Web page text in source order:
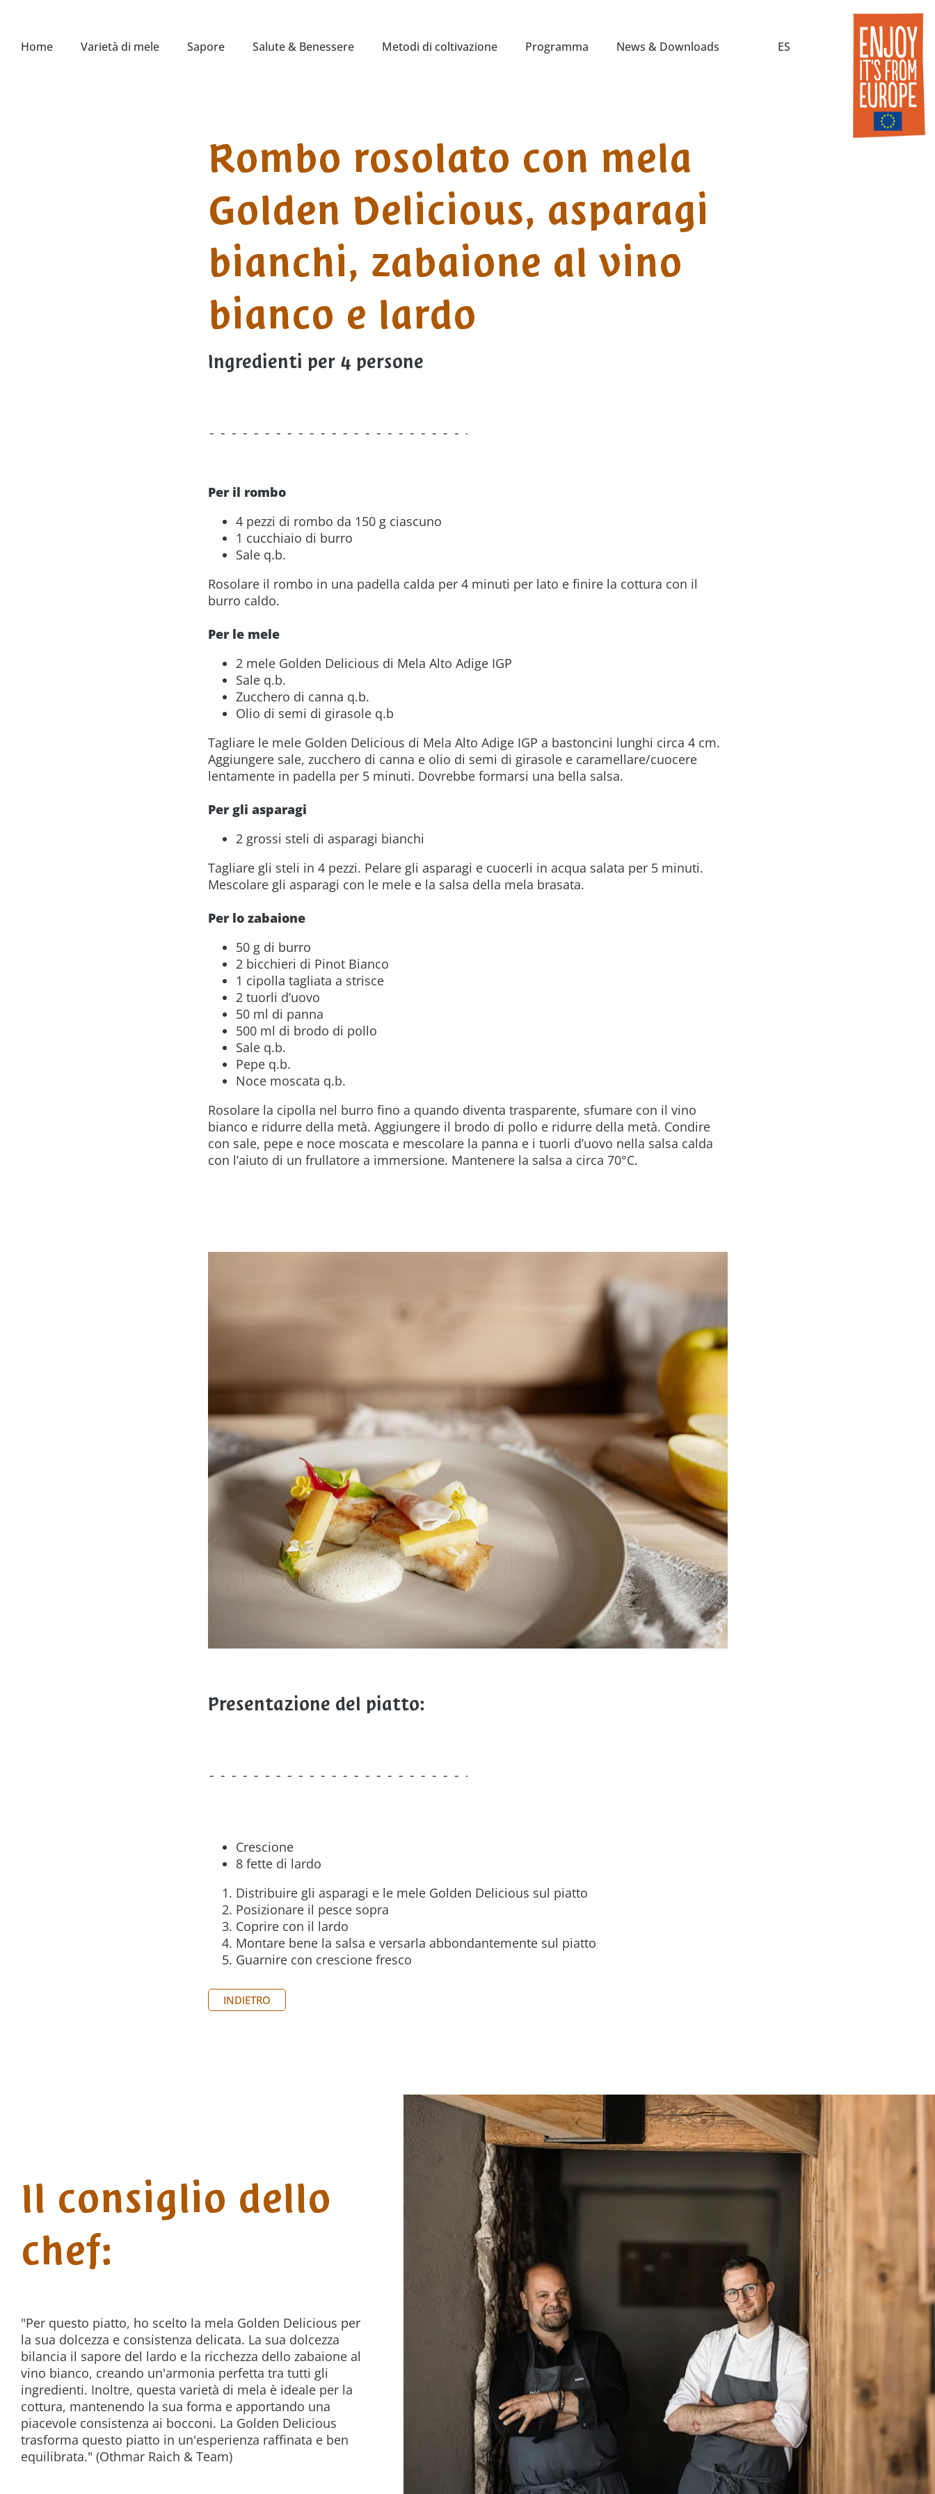
Home Varietà di mele Sapore Salute & Benessere Metodi di coltivazione Programma News & Downloads ES
Rombo rosolato con mela
Golden Delicious, asparagi
bianchi, zabaione al vino
bianco e lardo
Ingredienti per 4 persone
Per il rombo
4 pezzi di rombo da 150 g ciascuno
1 cucchiaio di burro
Sale q.b.
Rosolare il rombo in una padella calda per 4 minuti per lato e finire la cottura con il
burro caldo.
Per le mele
2 mele Golden Delicious di Mela Alto Adige IGP
Sale q.b.
Zucchero di canna q.b.
Olio di semi di girasole q.b
Tagliare le mele Golden Delicious di Mela Alto Adige IGP a bastoncini lunghi circa 4 cm.
Aggiungere sale, zucchero di canna e olio di semi di girasole e caramellare/cuocere
lentamente in padella per 5 minuti. Dovrebbe formarsi una bella salsa.
Per gli asparagi
2 grossi steli di asparagi bianchi
Tagliare gli steli in 4 pezzi. Pelare gli asparagi e cuocerli in acqua salata per 5 minuti.
Mescolare gli asparagi con le mele e la salsa della mela brasata.
Per lo zabaione
50 g di burro
2 bicchieri di Pinot Bianco
1 cipolla tagliata a strisce
2 tuorli d’uovo
50 ml di panna
500 ml di brodo di pollo
Sale q.b.
Pepe q.b.
Noce moscata q.b.
Rosolare la cipolla nel burro fino a quando diventa trasparente, sfumare con il vino
bianco e ridurre della metà. Aggiungere il brodo di pollo e ridurre della metà. Condire
con sale, pepe e noce moscata e mescolare la panna e i tuorli d’uovo nella salsa calda
con l’aiuto di un frullatore a immersione. Mantenere la salsa a circa 70°C.
Presentazione del piatto:
Crescione
8 fette di lardo
Distribuire gli asparagi e le mele Golden Delicious sul piatto
Posizionare il pesce sopra
Coprire con il lardo
Montare bene la salsa e versarla abbondantemente sul piatto
Guarnire con crescione fresco
INDIETRO
Il consiglio dello
chef:
"Per questo piatto, ho scelto la mela Golden Delicious per
la sua dolcezza e consistenza delicata. La sua dolcezza
bilancia il sapore del lardo e la ricchezza dello zabaione al
vino bianco, creando un'armonia perfetta tra tutti gli
ingredienti. Inoltre, questa varietà di mela è ideale per la
cottura, mantenendo la sua forma e apportando una
piacevole consistenza ai bocconi. La Golden Delicious
trasforma questo piatto in un'esperienza raffinata e ben
equilibrata." (Othmar Raich & Team)